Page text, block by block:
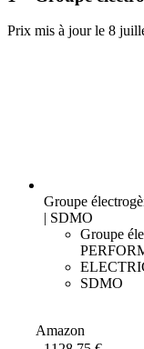
8
Groupe
| SDMO
Groupe
SDMO
Amazon